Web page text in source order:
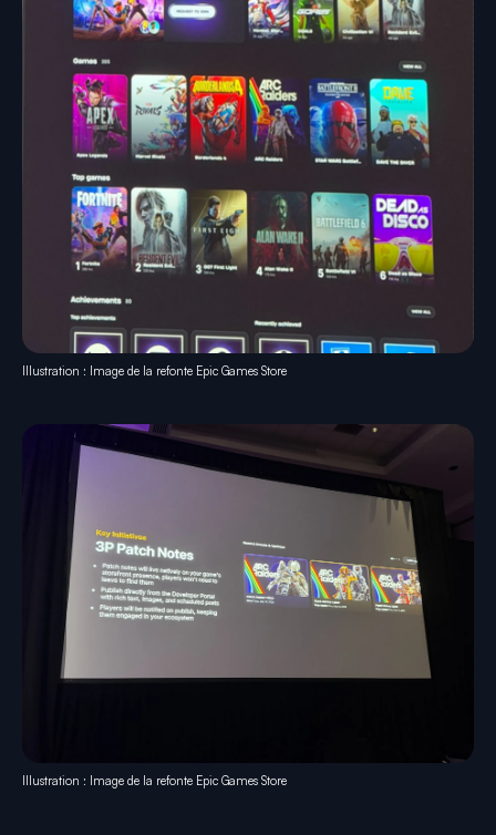
Illustration : Image de la refonte Epic Games Store
Illustration : Image de la refonte Epic Games Store